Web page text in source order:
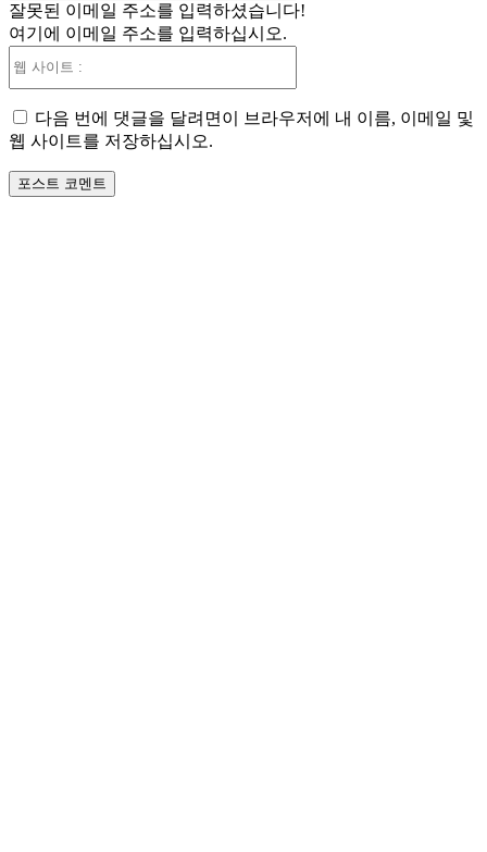
일
잘못된 이메일 주소를 입력하셨습니다!
여기에 이메일 주소를 입력하십시오.
트
다음 번에 댓글을 달려면이 브라우저에 내 이름, 이메일 및
웹 사이트를 저장하십시오.